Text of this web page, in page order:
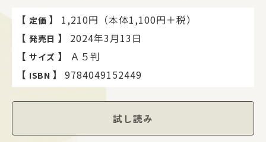
も役に立つ考え方のヒントが盛りだくさんです。
【 定価 】
1,210円（本体1,100円＋税）
【 発売日 】
2024年3月13日
【 サイズ 】
Ａ５判
【 ISBN 】 9784049152449
試し読み